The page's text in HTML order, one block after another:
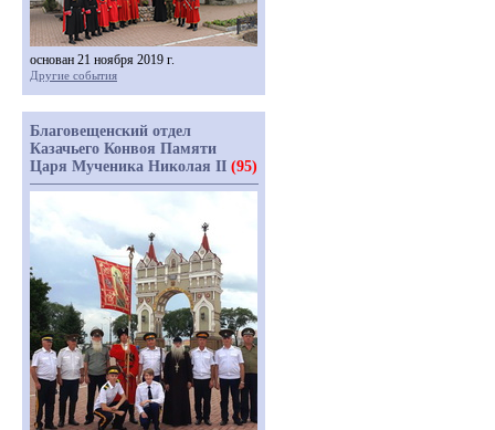
основан 21 ноября 2019 г.
Другие события
Благовещенский отдел
Казачьего Конвоя Памяти
Царя Мученика Николая II (95)